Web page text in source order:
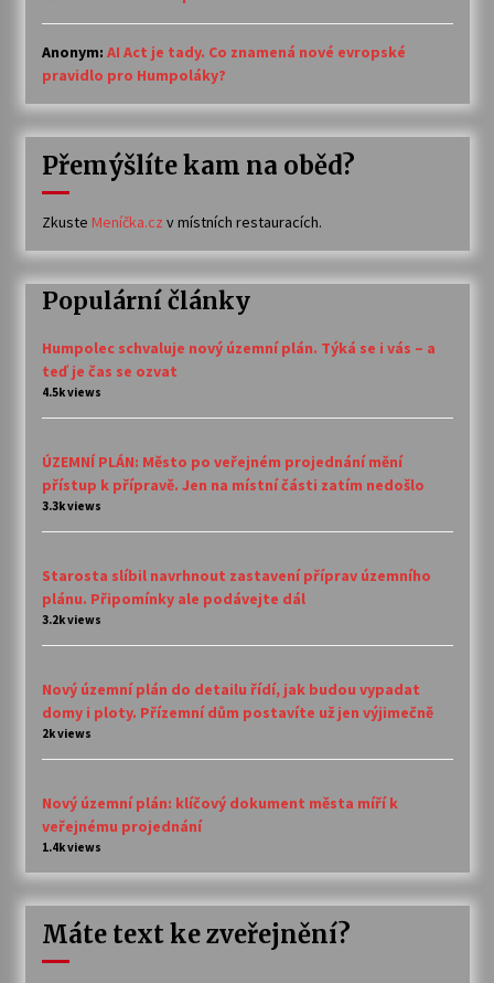
Anonym: AI Act je tady. Co znamená nové evropské
pravidlo pro Humpoláky?
Přemýšlíte kam na oběd?
Zkuste Meníčka.cz v místních restauracích.
Populární články
Humpolec schvaluje nový územní plán. Týká se i vás – a
teď je čas se ozvat
4.5k views
ÚZEMNÍ PLÁN: Město po veřejném projednání mění
přístup k přípravě. Jen na místní části zatím nedošlo
3.3k views
Starosta slíbil navrhnout zastavení příprav územního
plánu. Připomínky ale podávejte dál
3.2k views
Nový územní plán do detailu řídí, jak budou vypadat
domy i ploty. Přízemní dům postavíte už jen výjimečně
2k views
Nový územní plán: klíčový dokument města míří k
veřejnému projednání
1.4k views
Máte text ke zveřejnění?